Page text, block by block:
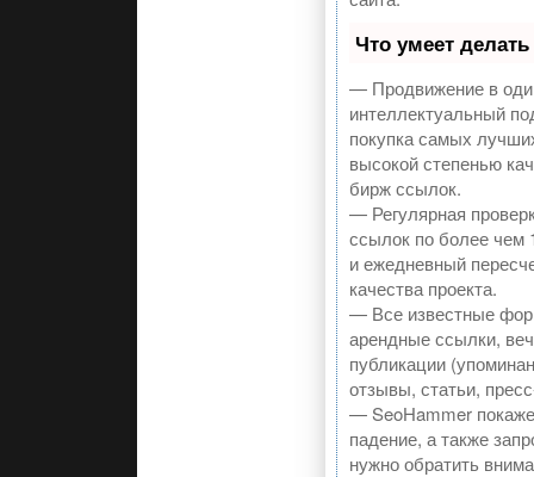
Что умеет
— Продвижение в
интеллектуальный
покупка самых
высокой степенью
бирж ссылок.
— Регулярная
ссылок по более чем
и ежедневный
качества проекта.
— Все известные
арендные ссылки,
публикации
отзывы, статьи,
— SeoHammer
падение, а также
нужно обратить